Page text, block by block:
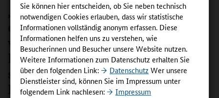
Sie können hier entscheiden, ob Sie neben technisch
notwendigen Cookies erlauben, dass wir statistische
Informationen vollständig anonym erfassen. Diese
Informationen helfen uns zu verstehen, wie
Besucherinnen und Besucher unsere Website nutzen.
Weitere Informationen zum Datenschutz erhalten Sie
über den folgenden Link:
Datenschutz Wer unsere
Dienstleister sind, können Sie im Impressum unter
folgendem Link nachlesen:
Impressum
„Folge nicht der Masse, mach dein
eigenes Ding“ – Wer motiviert sich
wie zur beruflichen Fortbildung?
Elvedin Mahmutovic beschreibt
seinen Weg zum IT-Business
Manager.